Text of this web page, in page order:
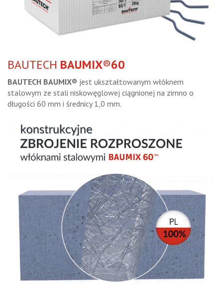
BAUTECH BAUMIX®60
BAUTECH BAUMIX® jest ukształtowanym włóknem
stalowym ze stali niskowęglowej ciągnionej na zimno o
długości 60 mm i średnicy 1,0 mm.